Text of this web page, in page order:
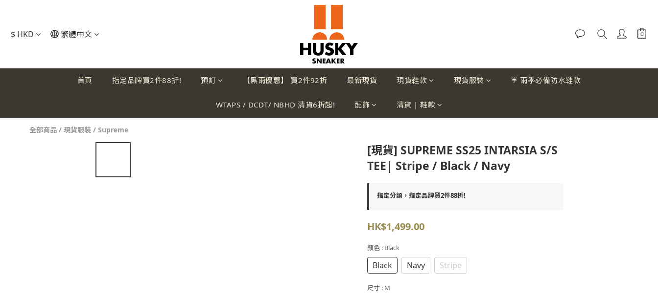
$ HKD 繁體中文
首頁 指定品牌買2件88折! 預訂 【黑雨優惠】 買2件92折 最新現貨 現貨鞋款 現貨服裝 ☔ 雨季必備防水鞋款
WTAPS / DCDT/ NBHD 清貨6折起! 配飾 清貨 | 鞋款
全部商品 / 現貨服裝 / Supreme
[現貨] SUPREME SS25 INTARSIA S/S
TEE| Stripe / Black / Navy
指定分類，指定品牌買2件88折!
HK$1,499.00
顏色 : Black
Black Navy Stripe
尺寸 : M